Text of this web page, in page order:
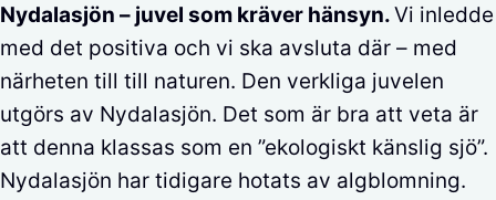
Nydalasjön – juvel som kräver hänsyn.Vi inledde
med det positiva och vi ska avsluta där – med
närheten till till naturen. Den verkliga juvelen
utgörs av Nydalasjön. Det som är bra att veta är
att denna klassas som en ”ekologiskt känslig sjö”.
Nydalasjön har tidigare hotats av algblomning.